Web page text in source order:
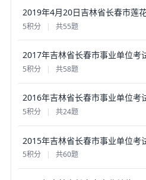
5积分 | 共55题
5积分 | 共58题
5积分 | 共24题
5积分 | 共60题